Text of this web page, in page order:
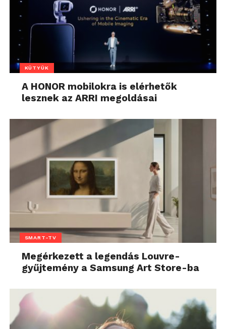
KÜTYÜK
A HONOR mobilokra is elérhetők
lesznek az ARRI megoldásai
SMART-TV
Megérkezett a legendás Louvre-
gyűjtemény a Samsung Art Store-ba